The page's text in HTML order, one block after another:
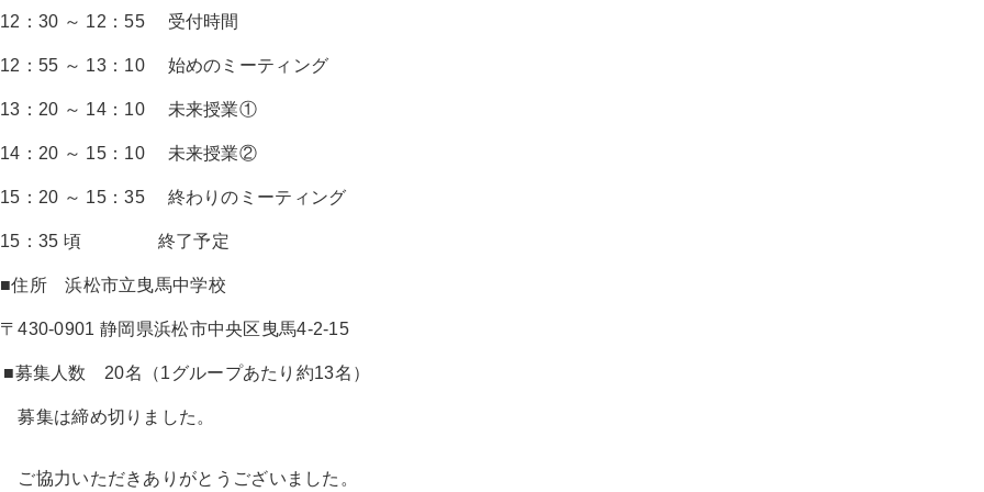
12：30 ～ 12：55 受付時間
12：55 ～ 13：10 始めのミーティング
13：20 ～ 14：10 未来授業①
14：20 ～ 15：10 未来授業②
15：20 ～ 15：35 終わりのミーティング
15：35 頃 終了予定
■住所 浜松市立曳馬中学校
〒430-0901 静岡県浜松市中央区曳馬4-2-15
■募集人数 20名（1グループあたり約13名）
募集は締め切りました。
ご協力いただきありがとうございました。